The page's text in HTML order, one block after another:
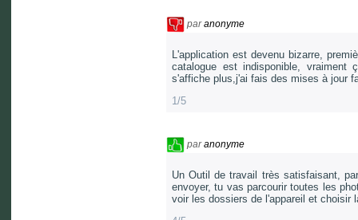
paranonyme
L'application est devenu bizarre,
catalogue est indisponible,
s'affiche plus,j'ai fais des mises à jour
1/5
paranonyme
Un Outil de travail très satisfaisant,
envoyer, tu vas parcourir toutes les
voir les dossiers de l'appareil et choisir